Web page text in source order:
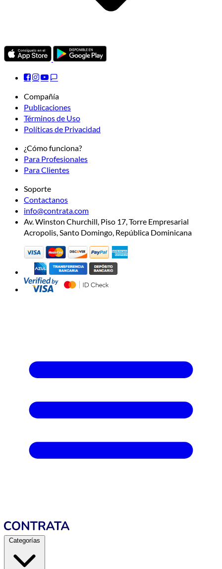
Compañía
Publicaciones
Términos de Uso
Políticas de Privacidad
¿Cómo funciona?
Para Profesionales
Para Clientes
Soporte
Contactanos
info@contrata.com
Av. Winston Churchill, Piso 17, Torre Empresarial
Acropolis, Santo Domingo, República Dominicana
Categorías